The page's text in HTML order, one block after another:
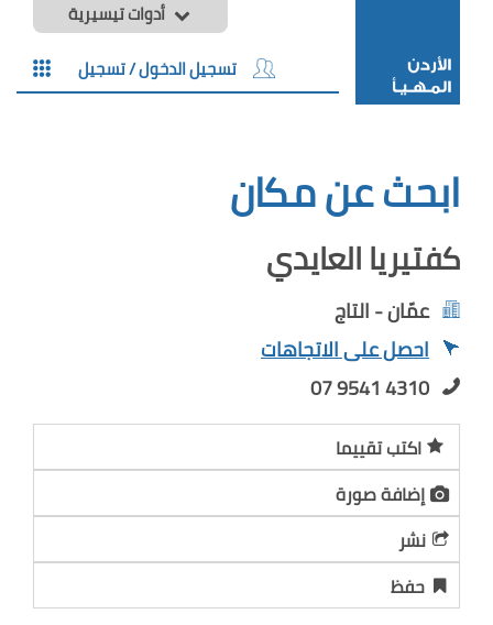
أدوات تيسيرية
تسجيل الدخول / تسجيل
ابحث عن مكان
كفتيريا العايدي
عمّان - التاج
احصل على الاتجاهات
07 9541 4310
اكتب تقييما
إضافة صورة
نشر
حفظ